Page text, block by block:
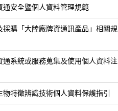
通安全暨個人資料管理規範
採購「大陸廠牌資通訊產品」相關規
通系統或服務蒐集及使用個人資料注
物特徵辨識技術個人資料保護指引